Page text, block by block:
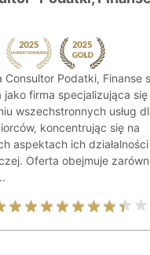
Consultor Podatki, Finanse
jako firma specjalizująca
wszechstronnych usług
koncentrując się na
aspektach ich działalności
Oferta obejmuje